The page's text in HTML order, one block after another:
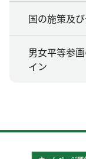
国の施策及
男女平等参
イン